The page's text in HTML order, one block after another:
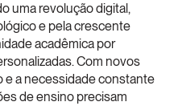
uma revolução digital,
e pela crescente
acadêmica por
Com novos
e a necessidade constante
de ensino precisam